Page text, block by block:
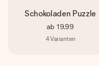
Schokoladen Puzzle
ab 19,99
4Varianten